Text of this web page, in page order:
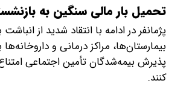
تحمیل بار مالی سنگین به
پژمانفر در ادامه با انتقاد شدید از
پذیرش بیمه‌شدگان تأمین اجتماعی امتناع
کنند.